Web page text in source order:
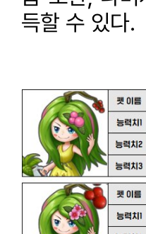
득할 수 있다.